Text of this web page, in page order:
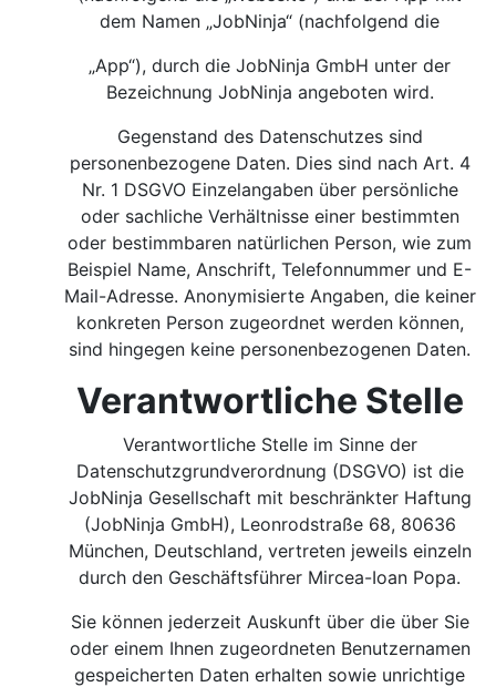
dem Namen „JobNinja“ (nachfolgend die
„App“), durch die JobNinja GmbH unter der
Bezeichnung JobNinja angeboten wird.
Gegenstand des Datenschutzes sind
personenbezogene Daten. Dies sind nach Art. 4
Nr. 1 DSGVO Einzelangaben über persönliche
oder sachliche Verhältnisse einer bestimmten
oder bestimmbaren natürlichen Person, wie zum
Beispiel Name, Anschrift, Telefonnummer und E-
Mail-Adresse. Anonymisierte Angaben, die keiner
konkreten Person zugeordnet werden können,
sind hingegen keine personenbezogenen Daten.
Verantwortliche Stelle
Verantwortliche Stelle im Sinne der
Datenschutzgrundverordnung (DSGVO) ist die
JobNinja Gesellschaft mit beschränkter Haftung
(JobNinja GmbH), Leonrodstraße 68, 80636
München, Deutschland, vertreten jeweils einzeln
durch den Geschäftsführer Mircea-Ioan Popa.
Sie können jederzeit Auskunft über die über Sie
oder einem Ihnen zugeordneten Benutzernamen
gespeicherten Daten erhalten sowie unrichtige